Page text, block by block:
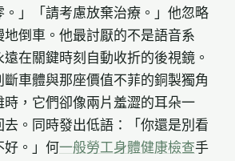
」「請考慮放棄治療。」他忽略
倒車。他最討厭的不是語音系
在關鍵時刻自動收折的後視鏡。
車體與那座價值不菲的銅製獨角
，它們卻像兩片羞澀的耳朵一
。同時發出低語：「你還是別看
好。」何一般勞工身體健康檢查手